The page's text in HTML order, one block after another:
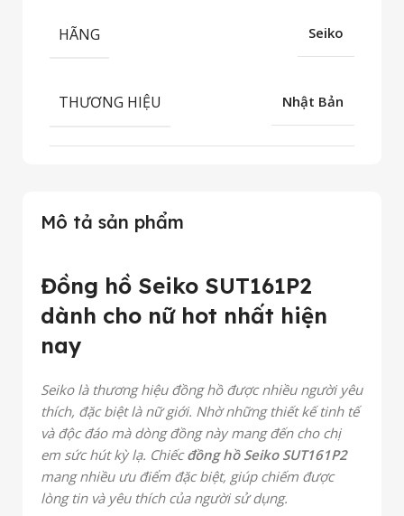
Mô tả sản phẩm
Đồng hồ Seiko SUT161P2
dành cho nữ hot nhất hiện
nay
Seiko là thương hiệu đồng hồ được nhiều người yêu
thích, đặc biệt là nữ giới. Nhờ những thiết kế tinh tế
và độc đáo mà dòng đồng này mang đến cho chị
em sức hút kỳ lạ. Chiếcđồng hồ Seiko SUT161P2
mang nhiều ưu điểm đặc biệt, giúp chiếm được
lòng tin và yêu thích của người sử dụng.
HÃNG Seiko
THƯƠNG HIỆU Nhật Bản